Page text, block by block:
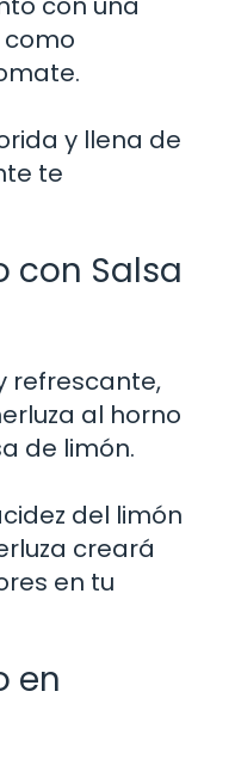
y llena de
te
con Salsa
refrescante,
al horno
de limón.
del limón
creará
en tu
en